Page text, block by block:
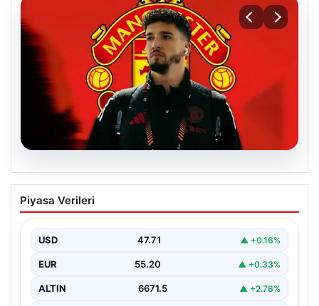
07.08.2026
Manchester United resmen duyurdu!
Altay Bayındır’ın yeni adresi belli oldu
Piyasa Verileri
USD 47.71 ▲ +0.16%
EUR 55.20 ▲ +0.33%
ALTIN 6671.5 ▲ +2.76%